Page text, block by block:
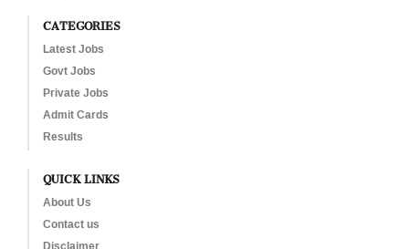
CATEGORIES
Latest Jobs
Govt Jobs
Private Jobs
Admit Cards
Results
QUICK LINKS
About Us
Contact us